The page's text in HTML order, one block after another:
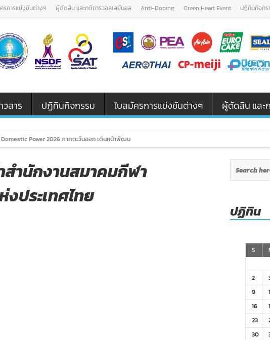
รการแข่งขันต่างๆ ผู้ตัดสิน และกติการวอลเลย์บอล Anti-Doping Green Heart Event ปฏิทินกิจกร
วสาร ปฏิทินกิจกรรม ใบสมัครการแข่งขันต่างๆ ผู้ตัดสิน และ
Domestic Power 2026 ภาคตะวันออก เดินหน้าพัฒนาเยาวชนและผู้ฝึกสอนวอลเล
สำนักงานสมาคมกีฬา
ประเทศไทย
ปฏิทิน
S
2
9
16
23
30